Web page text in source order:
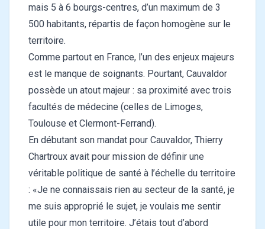
mais 5 à 6 bourgs-centres, d’un maximum de 3
500 habitants, répartis de façon homogène sur le
territoire.
Comme partout en France, l’un des enjeux majeurs
est le manque de soignants. Pourtant, Cauvaldor
possède un atout majeur : sa proximité avec trois
facultés de médecine (celles de Limoges,
Toulouse et Clermont-Ferrand).
En débutant son mandat pour Cauvaldor, Thierry
Chartroux avait pour mission de définir une
véritable politique de santé à l’échelle du territoire
: «Je ne connaissais rien au secteur de la santé, je
me suis approprié le sujet, je voulais me sentir
utile pour mon territoire. J’étais tout d’abord